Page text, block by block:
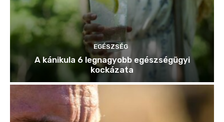
EGÉSZSÉG
A kánikula 6 legnagyobb egészségügyi
kockázata